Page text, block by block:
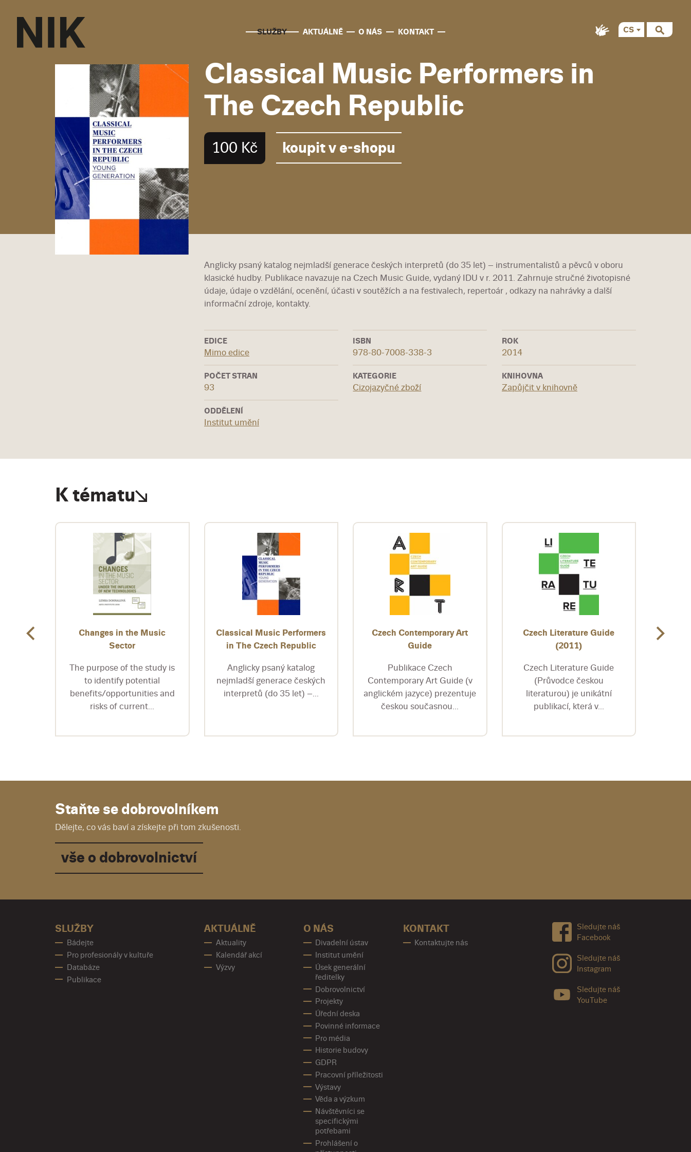
SLUŽBY AKTUÁLNĚ O NÁS KONTAKT
CS
Classical Music Performers in
The Czech Republic
100 Kč koupit v e-shopu
Anglicky psaný katalog nejmladší generace českých interpretů (do 35 let) – instrumentalistů a pěvců v oboru
klasické hudby. Publikace navazuje na Czech Music Guide, vydaný IDU v r. 2011. Zahrnuje stručné životopisné
údaje, údaje o vzdělání, ocenění, účasti v soutěžích a na festivalech, repertoár , odkazy na nahrávky a další
informační zdroje, kontakty.
EDICE
Mimo edice
ISBN
978-80-7008-338-3
ROK
2014
POČET STRAN
93
KATEGORIE
Cizojazyčné zboží
KNIHOVNA
Zapůjčit v knihovně
ODDĚLENÍ
Institut umění
K tématu
Changes in the Music
Sector
The purpose of the study is
to identify potential
benefits/opportunities and
risks of current...
Classical Music Performers
in The Czech Republic
Anglicky psaný katalog
nejmladší generace českých
interpretů (do 35 let) –...
Czech Contemporary Art
Guide
Publikace Czech
Contemporary Art Guide (v
anglickém jazyce) prezentuje
českou současnou...
Czech Literature Guide
(2011)
Czech Literature Guide
(Průvodce českou
literaturou) je unikátní
publikací, která v...
Staňte se dobrovolníkem
Dělejte, co vás baví a získejte při tom zkušenosti.
vše o dobrovolnictví
SLUŽBY
Bádejte
Pro profesionály v kultuře
Databáze
Publikace
AKTUÁLNĚ
Aktuality
Kalendář akcí
Výzvy
O NÁS
Divadelní ústav
Institut umění
Úsek generální
ředitelky
Dobrovolnictví
Projekty
Úřední deska
Povinné informace
Pro média
Historie budovy
GDPR
Pracovní příležitosti
Výstavy
Věda a výzkum
Návštěvníci se
specifickými
potřebami
Prohlášení o
KONTAKT
Kontaktujte nás
Sledujte náš
Facebook
Sledujte náš
Instagram
Sledujte náš
YouTube